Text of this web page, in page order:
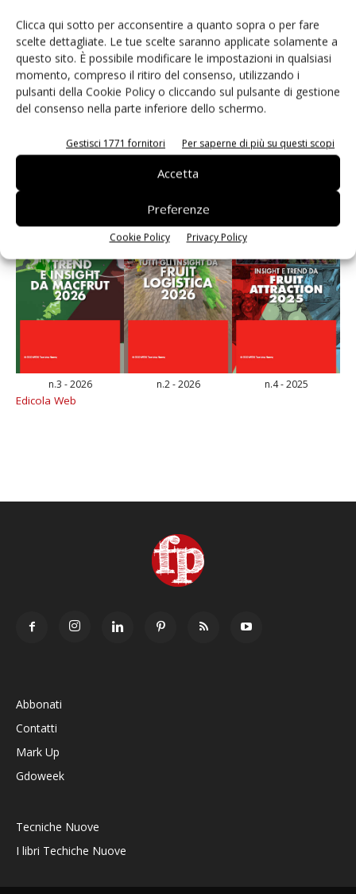
Clicca qui sotto per acconsentire a quanto sopra o per fare
scelte dettagliate. Le tue scelte saranno applicate solamente a
questo sito. È possibile modificare le impostazioni in qualsiasi
momento, compreso il ritiro del consenso, utilizzando i
pulsanti della Cookie Policy o cliccando sul pulsante di gestione
del consenso nella parte inferiore dello schermo.
Gestisci 1771 fornitori Per saperne di più su questi scopi
Accetta
Preferenze
Cookie Policy Privacy Policy
Leonardo Odorizzi: “Dobbiamo creare stupore nel
punto di vendita” #vocidellortofrutta
n.3 - 2026 n.2 - 2026 n.4 - 2025
Edicola Web
Abbonati
Contatti
Mark Up
Gdoweek
Tecniche Nuove
I libri Techiche Nuove